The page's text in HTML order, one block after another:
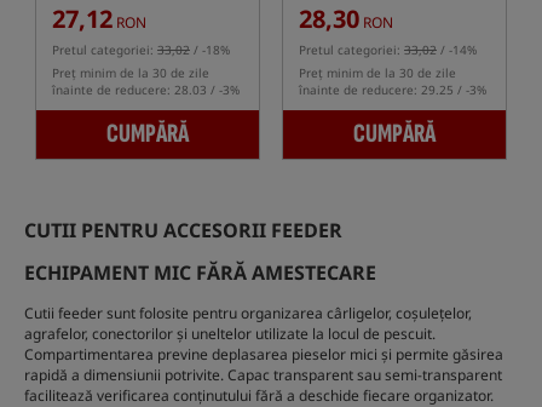
27,12 RON
Pretul categoriei: 33,02 / -18%
Preț minim de la 30 de zile
înainte de reducere: 28.03 / -3%
CUMPĂRĂ
28,30 RON
Pretul categoriei: 33,02 / -14%
Preț minim de la 30 de zile
înainte de reducere: 29.25 / -3%
CUMPĂRĂ
CUTII PENTRU ACCESORII FEEDER
ECHIPAMENT MIC FĂRĂ AMESTECARE
Cutii feeder sunt folosite pentru organizarea cârligelor, coșulețelor,
agrafelor, conectorilor și uneltelor utilizate la locul de pescuit.
Compartimentarea previne deplasarea pieselor mici și permite găsirea
rapidă a dimensiunii potrivite. Capac transparent sau semi-transparent
facilitează verificarea conținutului fără a deschide fiecare organizator.